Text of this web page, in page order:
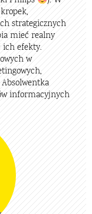
strategicznych
mieć realny
ich efekty.
w
informacyjnych